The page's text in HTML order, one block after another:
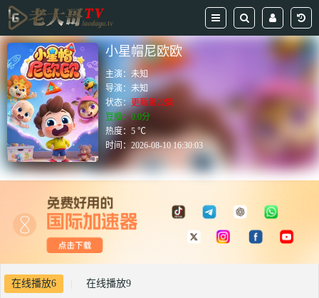
小星帽尼欧欧
主演：未知
导演：未知
状态：更新第22集
豆瓣：0.0分
热度：5 ℃
时间：2026-08-10 16:30:03
在线播放6 在线播放9